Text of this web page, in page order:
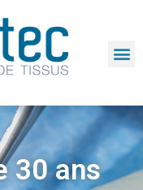
30 ans